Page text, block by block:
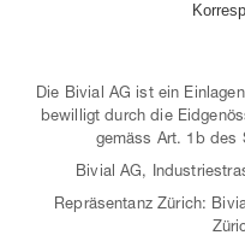
Die Bivial AG ist ein
bewilligt durch die
gemäss Art. 1b des
Bivial AG,
Repräsentanz Zürich: